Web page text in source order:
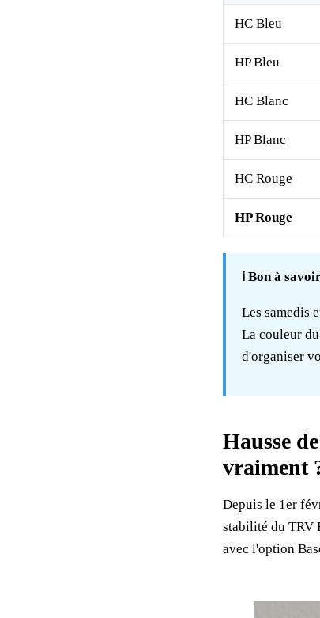
HC Bleu
HP Bleu
HC Blanc
HP Blanc
HC Rouge
HP Rouge
ℹ️ Bon à
Les samedis
La couleur
d'organiser
Hausse
vraiment
Depuis le 1er
stabilité du TRV
avec l'option